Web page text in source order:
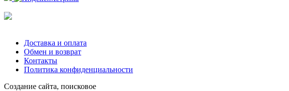
Доставка и оплата
Обмен и возврат
Контакты
Политика конфиденциальности
Создание сайта, поисковое